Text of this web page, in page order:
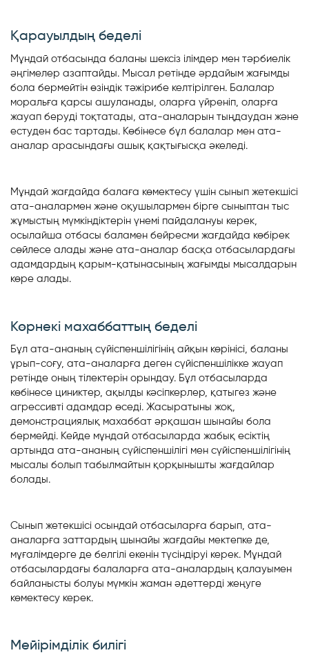
Қарауылдың беделі
Мұндай отбасында баланы шексіз ілімдер мен тәрбиелік
әңгімелер азаптайды. Мысал ретінде әрдайым жағымды
бола бермейтін өзіндік тәжірибе келтірілген. Балалар
моральға қарсы ашуланады, оларға үйреніп, оларға
жауап беруді тоқтатады, ата-аналарын тыңдаудан және
естуден бас тартады. Көбінесе бұл балалар мен ата-
аналар арасындағы ашық қақтығысқа әкеледі.
Мұндай жағдайда балаға көмектесу үшін сынып жетекшісі
ата-аналармен және оқушылармен бірге сыныптан тыс
жұмыстың мүмкіндіктерін үнемі пайдалануы керек,
осылайша отбасы баламен бейресми жағдайда көбірек
сөйлесе алады және ата-аналар басқа отбасылардағы
адамдардың қарым-қатынасының жағымды мысалдарын
көре алады.
Көрнекі махаббаттың беделі
Бұл ата-ананың сүйіспеншілігінің айқын көрінісі, баланы
ұрып-соғу, ата-аналарға деген сүйіспеншілікке жауап
ретінде оның тілектерін орындау. Бұл отбасыларда
көбінесе циниктер, ақылды кәсіпкерлер, қатыгез және
агрессивті адамдар өседі. Жасыратыны жоқ,
демонстрациялық махаббат әрқашан шынайы бола
бермейді. Кейде мұндай отбасыларда жабық есіктің
артында ата-ананың сүйіспеншілігі мен сүйіспеншілігінің
мысалы болып табылмайтын қорқынышты жағдайлар
болады.
Сынып жетекшісі осындай отбасыларға барып, ата-
аналарға заттардың шынайы жағдайы мектепке де,
мұғалімдерге де белгілі екенін түсіндіруі керек. Мұндай
отбасылардағы балаларға ата-аналардың қалауымен
байланысты болуы мүмкін жаман әдеттерді жеңуге
көмектесу керек.
Мейірімділік билігі